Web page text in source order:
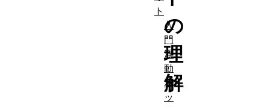
の
理
解
ト
入
門
浮
動
ボ
ッ